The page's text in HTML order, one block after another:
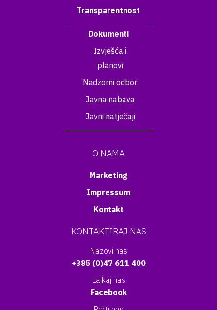
Transparentnost
Dokumenti
Izvješća i
planovi
Nadzorni odbor
Javna nabava
Javni natječaji
O NAMA
Marketing
Impressum
Kontakt
KONTAKTIRAJ NAS
Nazovi nas
+385 (0)47 611 400
Lajkaj nas
Facebook